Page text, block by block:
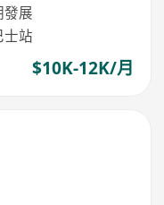
展
士站
$10K-12K/月